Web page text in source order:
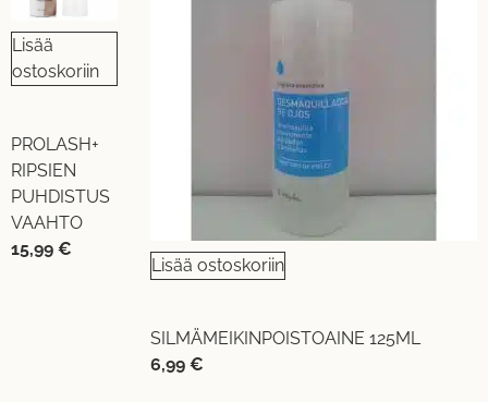
Lisää
ostoskoriin
PROLASH+
RIPSIEN
PUHDISTUS
VAAHTO
15,99 €
Lisää ostoskoriin
SILMÄMEIKINPOISTOAINE 125ML
6,99 €